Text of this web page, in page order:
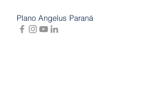
Plano Angelus Paraná